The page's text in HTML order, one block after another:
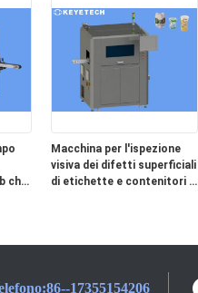
che
Macchina per l'ispezione
visiva dei difetti superficiali
di etichette e contenitori di
86--17355154206